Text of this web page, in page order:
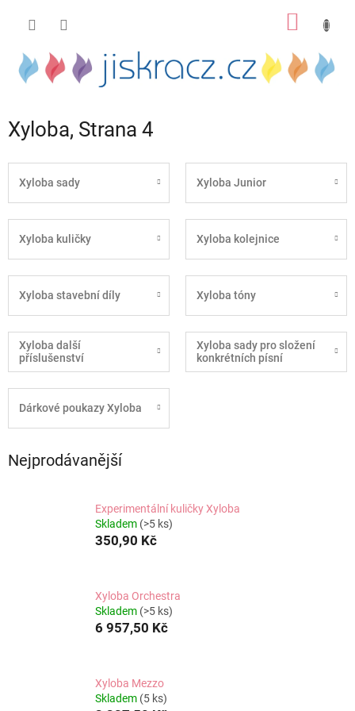
Xyloba, Strana 4
Xyloba sady Xyloba Junior
Xyloba kuličky Xyloba kolejnice
Xyloba stavební díly Xyloba tóny
Xyloba další
příslušenství
Xyloba sady pro složení
konkrétních písní
Dárkové poukazy Xyloba
Nejprodávanější
Experimentální kuličky Xyloba
Skladem (>5 ks)
350,90 Kč
Xyloba Orchestra
Skladem (>5 ks)
6 957,50 Kč
Xyloba Mezzo
Skladem (5 ks)